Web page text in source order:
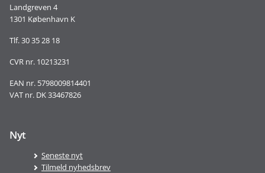
Landgreven 4
1301 København K
Tlf. 30 35 28 18
CVR nr. 10213231
EAN nr. 5798009814401
VAT nr. DK 33467826
Nyt
Seneste nyt
Tilmeld nyhedsbrev